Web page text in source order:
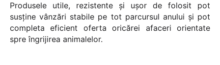
Produsele utile, rezistente și ușor de folosit pot
susține vânzări stabile pe tot parcursul anului și pot
completa eficient oferta oricărei afaceri orientate
spre îngrijirea animalelor.